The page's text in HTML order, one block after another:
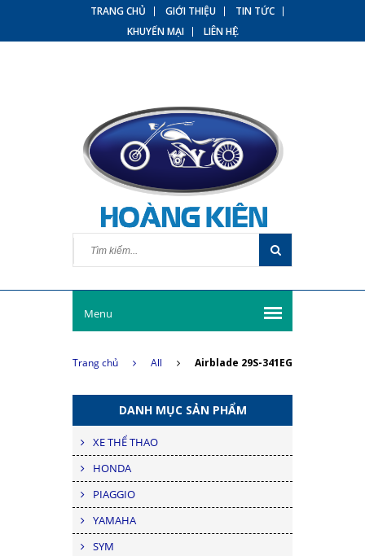
TRANG CHỦ GIỚI THIỆU
TIN TỨC
KHUYẾN MẠI
LIÊN HỆ
Menu
Trang chủ All Airblade 29S-341EG
DANH MỤC SẢN PHẨM
XE THỂ THAO
HONDA
PIAGGIO
YAMAHA
SYM